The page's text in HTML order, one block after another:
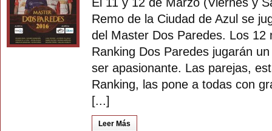
Remo de la Ciudad de Azul se
del Master Dos Paredes. Los 12
Ranking Dos Paredes jugarán
ser apasionante. Las parejas,
Ranking, las pone a todas con
[...]
Leer Más